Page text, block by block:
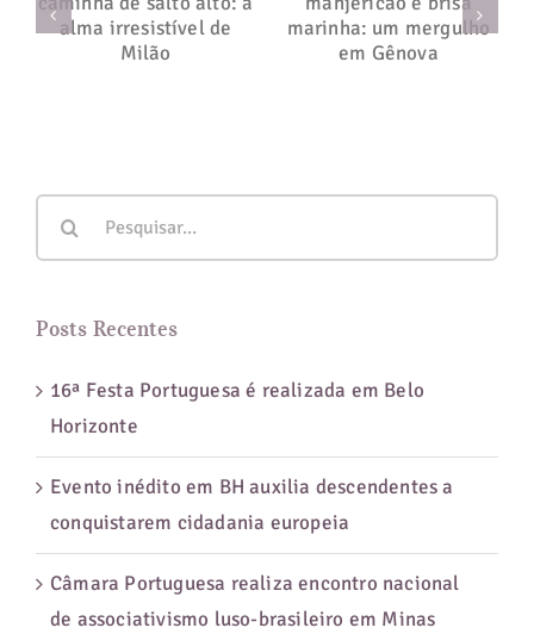
salto alto: a
alma
manjericão e
brisa marinha:
resultados
Posts Recentes
16ª Festa Portuguesa é realizada em Belo
Horizonte
Evento inédito em BH auxilia descendentes a
conquistarem cidadania europeia
Câmara Portuguesa realiza encontro nacional
de associativismo luso-brasileiro em Minas